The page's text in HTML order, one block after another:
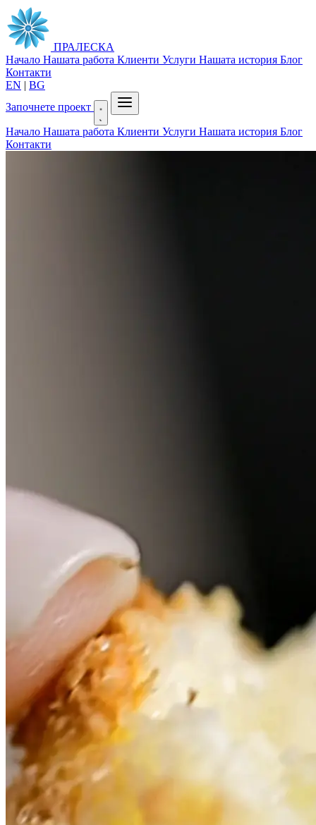
ПРАЛЕСКА
Начало Нашата работа Клиенти Услуги Нашата история Блог
Контакти
EN | BG
Започнете проект
Начало Нашата работа Клиенти Услуги Нашата история Блог
Контакти